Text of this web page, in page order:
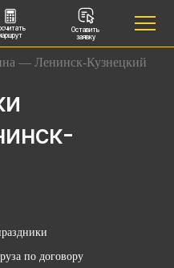
Оставить
заявку
— Ленинск-Кузнецкий
по договору